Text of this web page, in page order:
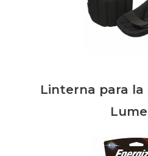
Linterna para la